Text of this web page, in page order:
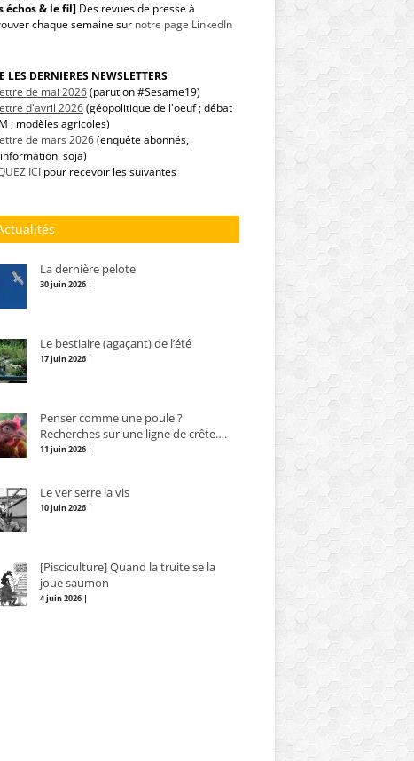
échos & le fil] Des revues de presse à
chaque semaine sur notre page LinkedIn
LES DERNIERES NEWSLETTERS
de mai 2026(parution #Sesame19)
d'avril 2026(géopolitique de l'oeuf ; débat
; modèles agricoles)
de mars 2026(enquête abonnés,
soja)
ICI pour recevoir les suivantes
La dernière pelote
30 juin 2026 |
Le bestiaire (agaçant) de l’été
17 juin 2026 |
Penser comme une poule ?
Recherches sur une ligne de crête….
11 juin 2026 |
Le ver serre la vis
10 juin 2026 |
[Pisciculture] Quand la truite se la
joue saumon
4 juin 2026 |